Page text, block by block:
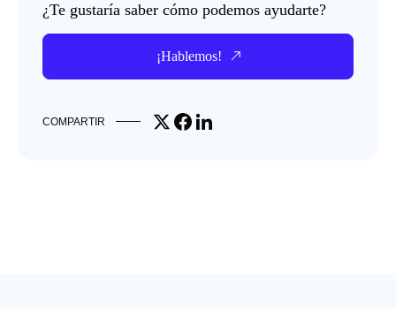
¿Te gustaría saber cómo podemos ayudarte?
¡Hablemos!
COMPARTIR Share on X
Share on Facebook
Share on LinkedIn